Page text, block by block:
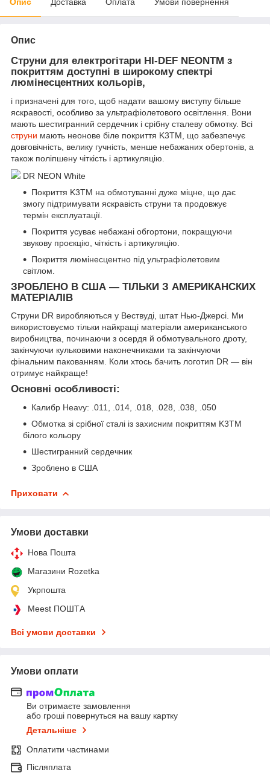
Опис
Струни для електрогітари HI-DEF NEONTM з
покриттям доступні в широкому спектрі
люмінесцентних кольорів,
і призначені для того, щоб надати вашому виступу більше
яскравості, особливо за ультрафіолетового освітлення. Вони
мають шестигранний сердечник і срібну сталеву обмотку. Всі
струни мають неонове біле покриття K3TM, що забезпечує
довговічність, велику гучність, менше небажаних обертонів, а
також поліпшену чіткість і артикуляцію.
DR NEON White
Покриття K3TM на обмотуванні дуже міцне, що дає
змогу підтримувати яскравість струни та продовжує
термін експлуатації.
Покриття усуває небажані обгортони, покращуючи
звукову проєкцію, чіткість і артикуляцію.
Покриття люмінесцентно під ультрафіолетовим
світлом.
ЗРОБЛЕНО В США — ТІЛЬКИ З АМЕРИКАНСКИХ
МАТЕРІАЛІВ
Струни DR виробляються у Вествуді, штат Нью-Джерсі. Ми
використовуємо тільки найкращі матеріали американського
виробництва, починаючи з осердя й обмотувального дроту,
закінчуючи кульковими наконечниками та закінчуючи
фінальним пакованням. Коли хтось бачить логотип DR — він
отримує найкраще!
Основні особливості:
Калибр Heavy: .011, .014, .018, .028, .038, .050
Обмотка зі срібної сталі із захисним покриттям K3TM
білого кольору
Шестигранний сердечник
Зроблено в США
Приховати
Умови доставки
Нова Пошта
Магазини Rozetka
Укрпошта
Meest ПОШТА
Всі умови доставки
Умови оплати
Ви отримаєте замовлення
або гроші повернуться на вашу картку
Детальніше
Оплатити частинами
Післяплата